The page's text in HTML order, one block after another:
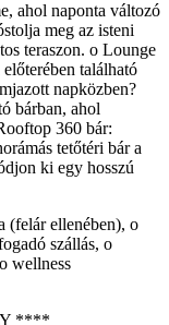
ahol naponta változó
meg az isteni
teraszon. o Lounge
található
napközben?
bárban, ahol
360 bár:
tetőtéri bár a
ki egy hosszú
(felár ellenében), o
szállás, o
wellness